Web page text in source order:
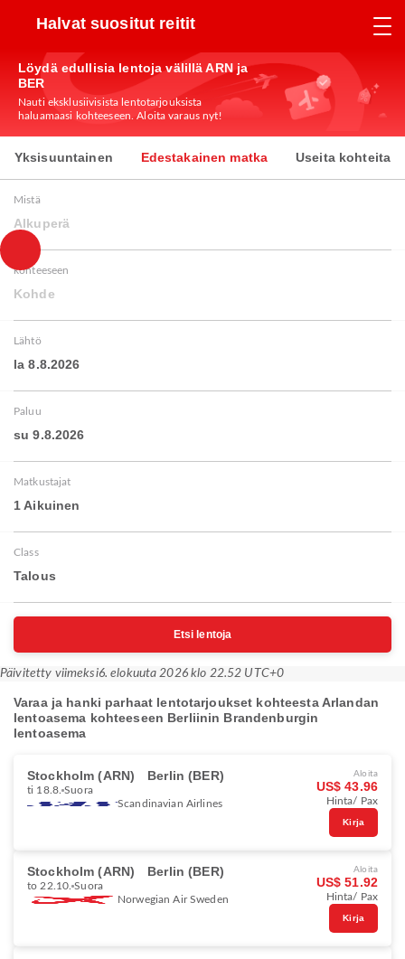
Halvat suositut reitit
Löydä edullisia lentoja välillä ARN ja
BER
Nauti eksklusiivisista lentotarjouksista
haluamaasi kohteeseen. Aloita varaus nyt!
Yksisuuntainen Edestakainen matka Useita kohteita
Mistä
Alkuperä
kohteeseen
Kohde
Lähtö
la 8.8.2026
Paluu
su 9.8.2026
Matkustajat
1 Aikuinen
Class
Talous
Etsi lentoja
Päivitetty viimeksi6. elokuuta 2026 klo 22.52 UTC+0
Varaa ja hanki parhaat lentotarjoukset kohteesta Arlandan
lentoasema kohteeseen Berliinin Brandenburgin
lentoasema
Stockholm (ARN) Berlin (BER)
ti 18.8. Suora
Scandinavian Airlines
Aloita
US$ 43.96
Hinta/ Pax
Kirja
Stockholm (ARN) Berlin (BER)
to 22.10. Suora
Norwegian Air Sweden
Aloita
US$ 51.92
Hinta/ Pax
Kirja